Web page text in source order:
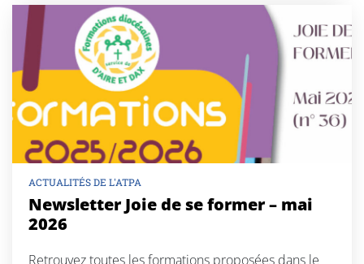
ACTUALITÉS DE L'ATPA
Newsletter Joie de se former – mai
2026
Retrouvez toutes les formations proposées dans le